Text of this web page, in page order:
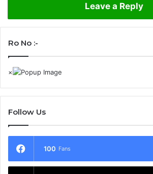
Leave a Reply
Ro No :-
Follow Us
100 Fans